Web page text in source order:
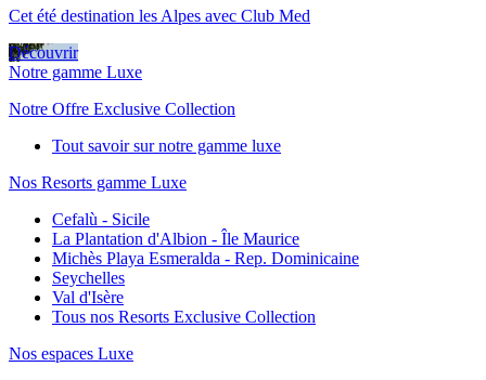
Cet été destination les Alpes avec Club Med
Découvrir
Notre gamme Luxe
Notre Offre Exclusive Collection
Tout savoir sur notre gamme luxe
Nos Resorts gamme Luxe
Cefalù - Sicile
La Plantation d'Albion - Île Maurice
Michès Playa Esmeralda - Rep. Dominicaine
Seychelles
Val d'Isère
Tous nos Resorts Exclusive Collection
Nos espaces Luxe